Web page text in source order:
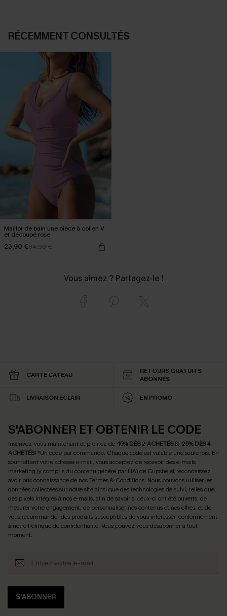
RÉCEMMENT CONSULTÉS
Maillot de bain une pièce à col en V
et découpé rose
23,90 €34,90 €
Vous aimez ? Partagez-le !
CARTE CATEAU
RETOURS GRATUITS
ABONNÉS
LIVRAISON ÉCLAIR EN PROMO
S'ABONNER ET OBTENIR LE CODE
Inscrivez-vous maintenant et profitez de -15% DÈS 2 ACHETÉS & -25% DÈS 4
ACHETÉS! *Un code par commande. Chaque code est valable une seule fois. En
soumettant votre adresse e-mail, vous acceptez de recevoir des e-mails
marketing (y compris du contenu généré par l'IA) de Cupshe et reconnaissez
avoir pris connaissance de nosTermes & Conditions. Nous pouvons utiliser les
données collectées sur notre site ainsi que des technologies de suivi, telles que
des pixels intégrés à nos e-mails, afin de savoir si ceux-ci ont été ouverts, de
mesurer votre engagement, de personnaliser nos contenus et nos offres, et de
vous recommander des produits susceptibles de vous intéresser, conformément
à notre Politique de confidentialité. Vous pouvez vous désabonner à tout
moment.
S'ABONNER